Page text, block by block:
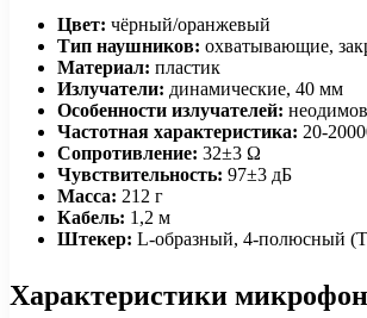
Цвет: чёрный/оранжевый
Тип наушников: охватывающие,
Материал: пластик
Излучатели: динамические, 40 мм
Особенности излучателей:
Частотная характеристика: 20-
Сопротивление: 32±3 Ω
Чувствительность: 97±3 дБ
Масса: 212 г
Кабель: 1,2 м
Штекер: L-образный, 4-полюсный
Характеристики